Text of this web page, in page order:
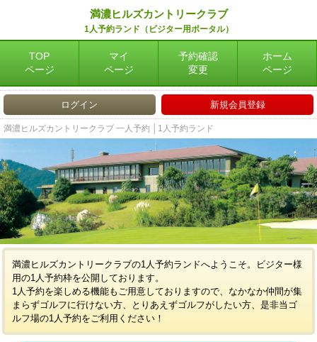
満濃ヒルズカントリークラブ
1人予約ランド（ビジター用ポータル）
TOP
ページ
マイ
ページ
予約確認
変更
ホーム
ページ
ログイン 新規会員登録
満濃ヒルズカントリークラブ 一人予約 │1人予約ランド
満濃ヒルズカントリークラブの1人予約ランドへようこそ。ビジター様
用の1人予約枠を公開しております。
1人予約を楽しめる機能もご用意しておりますので、なかなか仲間が集
まらずゴルフに行けない方、とりあえずゴルフがしたい方、是非当ゴ
ルフ場の1人予約をご利用ください！